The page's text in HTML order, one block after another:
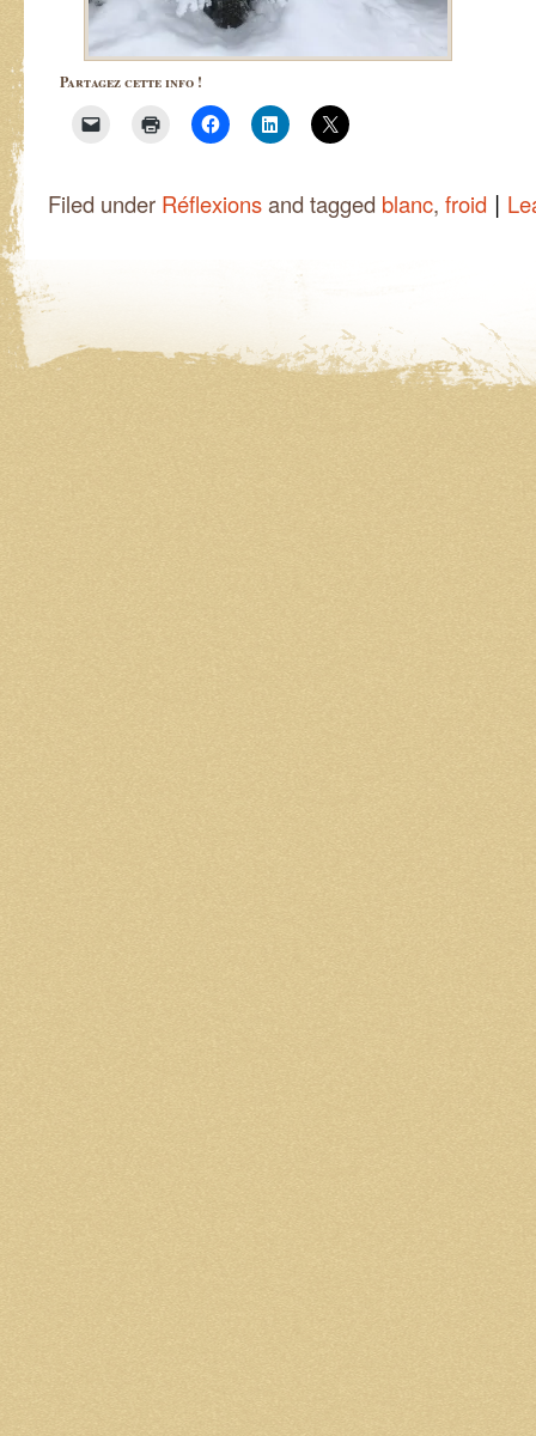
Partagez cette info !
Filed under Réflexionsand tagged blanc, froid |